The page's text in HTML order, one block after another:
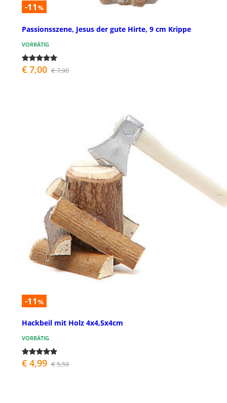
-11 %
Passionsszene, Jesus der gute Hirte, 9 cm Krippe
VORRÄTIG
€ 7,00 € 7,90
-11 %
Hackbeil mit Holz 4x4,5x4cm
VORRÄTIG
€ 4,99 € 5,59